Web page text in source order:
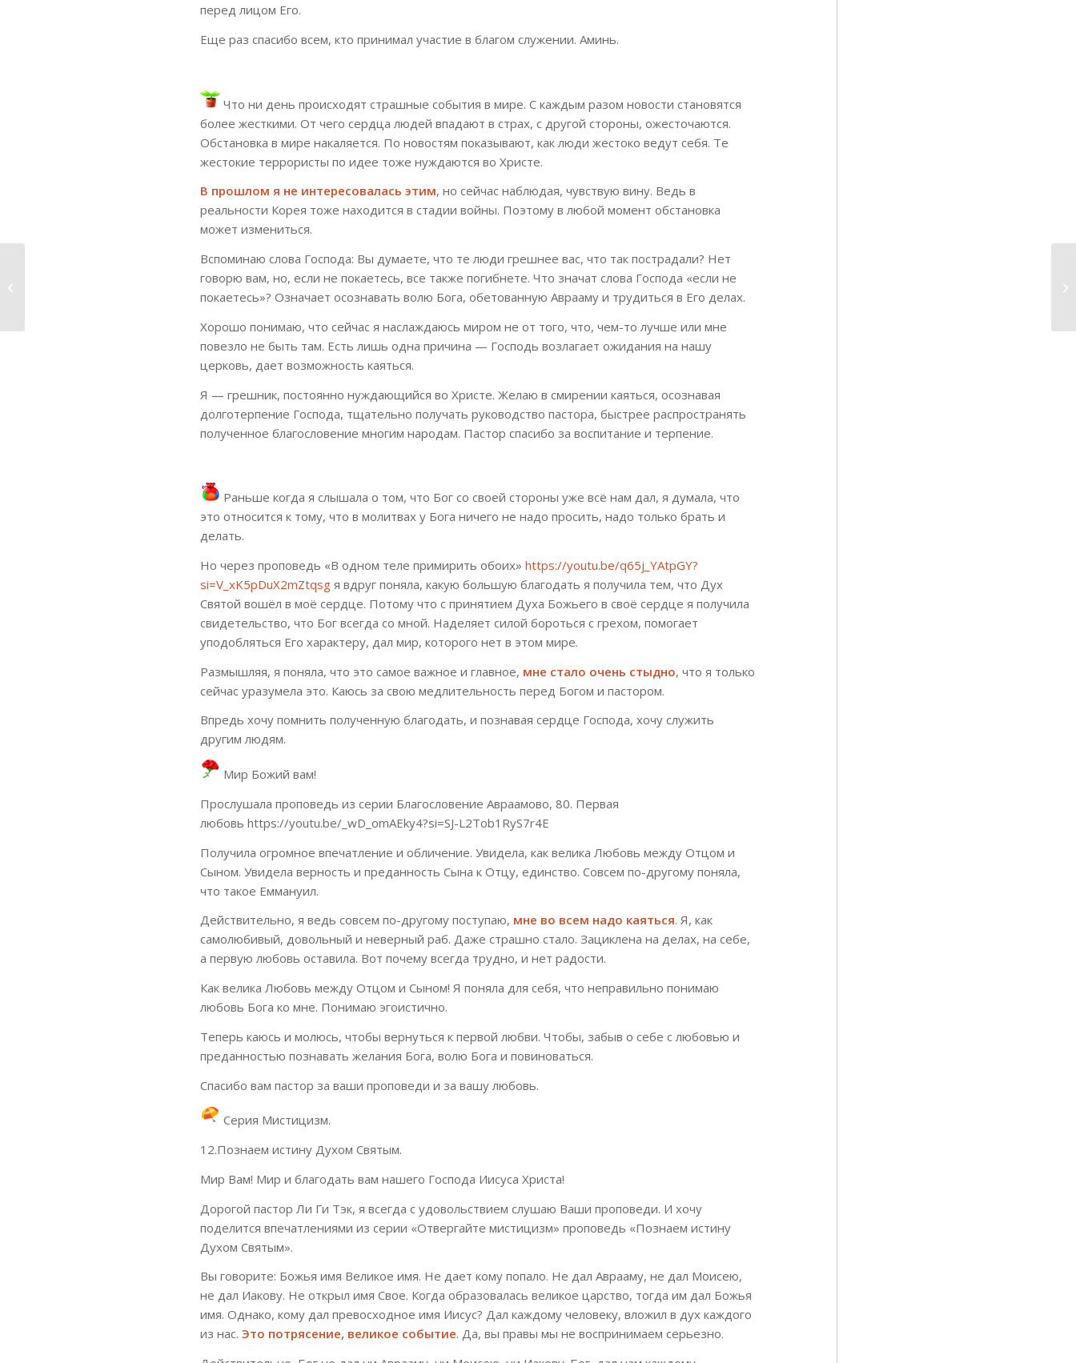
перед лицом Его.
Еще раз спасибо всем, кто принимал участие в благом служении. Аминь.
Что ни день происходят страшные события в мире. С каждым разом новости становятся
более жесткими. От чего сердца людей впадают в страх, с другой стороны, ожесточаются.
Обстановка в мире накаляется. По новостям показывают, как люди жестоко ведут себя. Те
жестокие террористы по идее тоже нуждаются во Христе.
В прошлом я не интересовалась этим, но сейчас наблюдая, чувствую вину. Ведь в
реальности Корея тоже находится в стадии войны. Поэтому в любой момент обстановка
может измениться.
Вспоминаю слова Господа: Вы думаете, что те люди грешнее вас, что так пострадали? Нет
говорю вам, но, если не покаетесь, все также погибнете. Что значат слова Господа «если не
покаетесь»? Означает осознавать волю Бога, обетованную Аврааму и трудиться в Его делах.
Хорошо понимаю, что сейчас я наслаждаюсь миром не от того, что, чем-то лучше или мне
повезло не быть там. Есть лишь одна причина — Господь возлагает ожидания на нашу
церковь, дает возможность каяться.
Я — грешник, постоянно нуждающийся во Христе. Желаю в смирении каяться, осознавая
долготерпение Господа, тщательно получать руководство пастора, быстрее распространять
полученное благословение многим народам. Пастор спасибо за воспитание и терпение.
Раньше когда я слышала о том, что Бог со своей стороны уже всё нам дал, я думала, что
это относится к тому, что в молитвах у Бога ничего не надо просить, надо только брать и
делать.
Но через проповедь «В одном теле примирить обоих»https://youtu.be/q65j_YAtpGY?
si=V_xK5pDuX2mZtqsg я вдруг поняла, какую большую благодать я получила тем, что Дух
Святой вошёл в моё сердце. Потому что с принятием Духа Божьего в своё сердце я получила
свидетельство, что Бог всегда со мной. Наделяет силой бороться с грехом, помогает
уподобляться Его характеру, дал мир, которого нет в этом мире.
Размышляя, я поняла, что это самое важное и главное, мне стало очень стыдно, что я только
сейчас уразумела это. Каюсь за свою медлительность перед Богом и пастором.
Впредь хочу помнить полученную благодать, и познавая сердце Господа, хочу служить
другим людям.
Мир Божий вам!
Прослушала проповедь из серии Благословение Авраамово, 80. Первая
любовь https://youtu.be/_wD_omAEky4?si=SJ-L2Tob1RyS7r4E
Получила огромное впечатление и обличение. Увидела, как велика Любовь между Отцом и
Сыном. Увидела верность и преданность Сына к Отцу, единство. Совсем по-другому поняла,
что такое Еммануил.
Действительно, я ведь совсем по-другому поступаю, мне во всем надо каяться. Я, как
самолюбивый, довольный и неверный раб. Даже страшно стало. Зациклена на делах, на себе,
а первую любовь оставила. Вот почему всегда трудно, и нет радости.
Как велика Любовь между Отцом и Сыном! Я поняла для себя, что неправильно понимаю
любовь Бога ко мне. Понимаю эгоистично.
Теперь каюсь и молюсь, чтобы вернуться к первой любви. Чтобы, забыв о себе с любовью и
преданностью познавать желания Бога, волю Бога и повиноваться.
Спасибо вам пастор за ваши проповеди и за вашу любовь.
Серия Мистицизм.
12.Познаем истину Духом Святым.
Мир Вам! Мир и благодать вам нашего Господа Иисуса Христа!
Дорогой пастор Ли Ги Тэк, я всегда с удовольствием слушаю Ваши проповеди. И хочу
поделится впечатлениями из серии «Отвергайте мистицизм» проповедь «Познаем истину
Духом Святым».
Вы говорите: Божья имя Великое имя. Не дает кому попало. Не дал Аврааму, не дал Моисею,
не дал Иакову. Не открыл имя Свое. Когда образовалась великое царство, тогда им дал Божья
имя. Однако, кому дал превосходное имя Иисус? Дал каждому человеку, вложил в дух каждого
из нас.Это потрясение, великое событие. Да, вы правы мы не воспринимаем серьезно.